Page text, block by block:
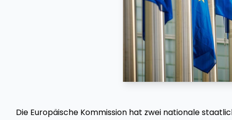
Die Europäische Kommission hat zwei nationale